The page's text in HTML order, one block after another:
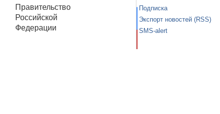
Правительство
Российской
Федерации
Подписка
Экспорт новостей (RSS)
SMS-alert